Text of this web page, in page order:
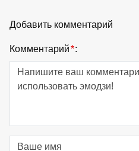
Добавить комментарий
Комментарий*: